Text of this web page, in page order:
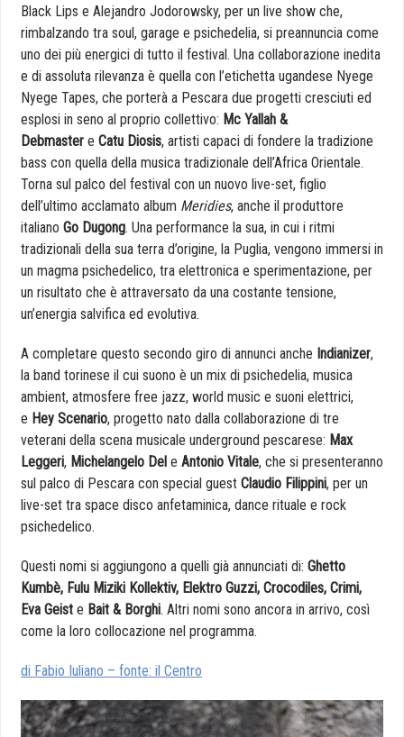
Black Lips e Alejandro Jodorowsky, per un live show che,
rimbalzando tra soul, garage e psichedelia, si preannuncia come
uno dei più energici di tutto il festival. Una collaborazione inedita
e di assoluta rilevanza è quella con l’etichetta ugandese Nyege
Nyege Tapes, che porterà a Pescara due progetti cresciuti ed
esplosi in seno al proprio collettivo: Mc Yallah &
Debmaster e Catu Diosis, artisti capaci di fondere la tradizione
bass con quella della musica tradizionale dell’Africa Orientale.
Torna sul palco del festival con un nuovo live-set, figlio
dell’ultimo acclamato album Meridies, anche il produttore
italiano Go Dugong. Una performance la sua, in cui i ritmi
tradizionali della sua terra d’origine, la Puglia, vengono immersi in
un magma psichedelico, tra elettronica e sperimentazione, per
un risultato che è attraversato da una costante tensione,
un’energia salvifica ed evolutiva.
A completare questo secondo giro di annunci anche Indianizer,
la band torinese il cui suono è un mix di psichedelia, musica
ambient, atmosfere free jazz, world music e suoni elettrici,
e Hey Scenario, progetto nato dalla collaborazione di tre
veterani della scena musicale underground pescarese: Max
Leggeri, Michelangelo Del e Antonio Vitale, che si presenteranno
sul palco di Pescara con special guest Claudio Filippini, per un
live-set tra space disco anfetaminica, dance rituale e rock
psichedelico.
Questi nomi si aggiungono a quelli già annunciati di: Ghetto
Kumbè, Fulu Miziki Kollektiv, Elektro Guzzi, Crocodiles, Crimi,
Eva Geist e Bait & Borghi. Altri nomi sono ancora in arrivo, così
come la loro collocazione nel programma.
di Fabio Iuliano – fonte: il Centro